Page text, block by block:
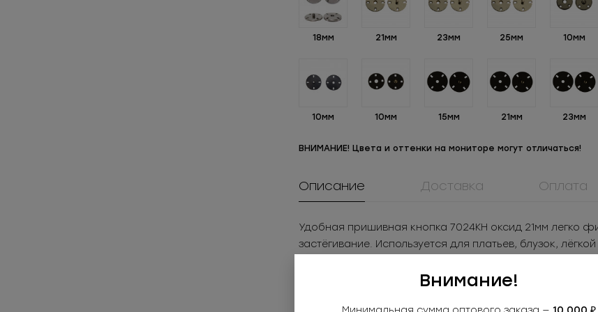
18мм 21мм 23мм 25мм 10мм
10мм 10мм 15мм 21мм 23мм
ВНИМАНИЕ! Цвета и оттенки на мониторе могут отличаться!
Описание Доставка Оплата
Удобная пришивная кнопка 7024КН оксид 21мм легко
застёгивание. Используется для платьев, блузок,
Внимание!